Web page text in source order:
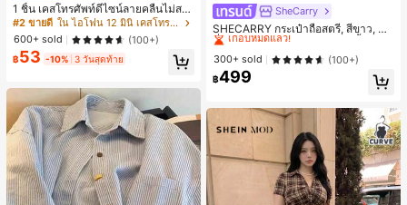
1 ชิ้น เคสโทรศัพท์ดีไซน์ลายคลื่นไม่สม
มาตรสำหรับ Phone 17 Pro Max, เหม
าะสำหรับ Phone 16 Pro Max, 15 Pro
Max, 14 Pro Max, เคสโทรศัพท์สไตล์เ
กาหลีและน่าสนใจ, เข้ากันได้กับ 11/12/
13/14/15/16 Pro Max Plus, ดีไซน์หรู
ขวัญในอุดมคติสำหรับคริสต์มาส, วันว
าเลนไทน์, อีสเตอร์, ฤดูแต่งงานและวันเ
กิดสำหรับแฟนสาว
#2 ขายดี
ใน ไอโฟน 12 มินิ เคสโทรศัพท์แฟชั่น
600+ sold
(100+)
฿53 -10% 3 วันสุดท้าย
SheCarry
SHECARRY กระเป๋าถือสตรี, สีขาว, แฟ
ชั่น, สง่างาม, วันหยุด, งานปาร์ตี้
#1 ขายดี
เกือบหมดแล้ว!
#1 ขายดี
เกือบหมดแล้ว!
#1 ขายดี
เกือบหมดแล้ว!
#1 ขายดี
ใน บรรยากาศฤดูร้อน กระเป๋าหูหิ้วด้านบนผู้หญิง
300+ sold (100+)
฿499